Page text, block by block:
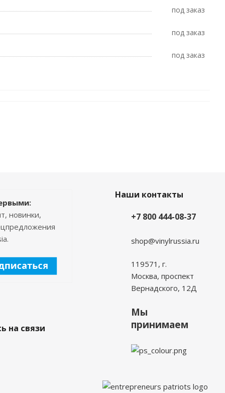
Под заказ
Под заказ
Под заказ
новинки,
на связи
Наши контакты
+7 800 444-08-37
shop@vinylrussia.ru
119571,г.
Москва, проспект
Вернадского, 12Д
Мы
принимаем